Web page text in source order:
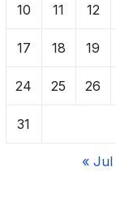
10 11 12
17 18 19
24 25 26
31
« Jul